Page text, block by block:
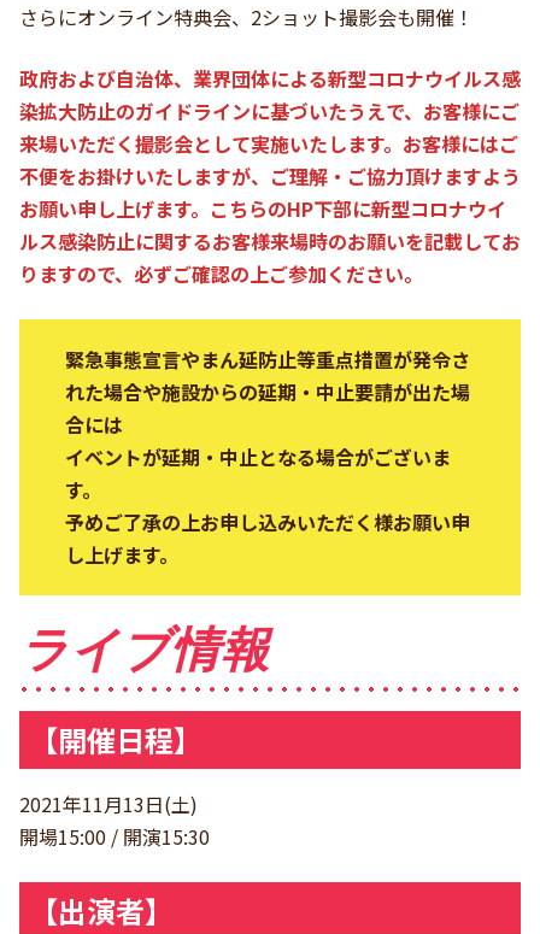
さらにオンライン特典会、2ショット撮影会も開催！
政府および自治体、業界団体による新型コロナウイルス感
染拡大防止のガイドラインに基づいたうえで、お客様にご
来場いただく撮影会として実施いたします。お客様にはご
不便をお掛けいたしますが、ご理解・ご協力頂けますよう
お願い申し上げます。こちらのHP下部に新型コロナウイ
ルス感染防止に関するお客様来場時のお願いを記載してお
りますので、必ずご確認の上ご参加ください。
緊急事態宣言やまん延防止等重点措置が発令さ
れた場合や施設からの延期・中止要請が出た場
合には
イベントが延期・中止となる場合がございま
す。
予めご了承の上お申し込みいただく様お願い申
し上げます。
ライブ情報
【開催日程】
2021年11月13日(土)
開場15:00 / 開演15:30
【出演者】